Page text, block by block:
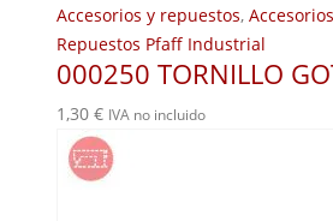
Accesorios y repuestos,
Repuestos Pfaff Industrial
000250 TORNILLO
1,30 € IVA no incluido